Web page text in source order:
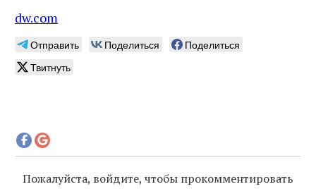
dw.com
Отправить Поделиться
Поделиться
Твитнуть
Пожалуйста, войдите, чтобы прокомментировать